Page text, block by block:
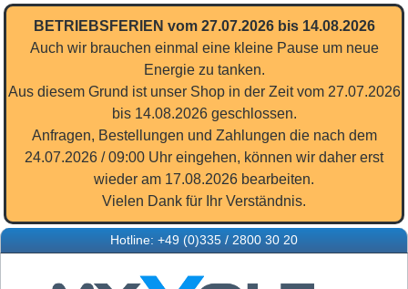
Zum Hauptinhalt springen
BETRIEBSFERIEN vom 27.07.2026 bis 14.08.2026
Auch wir brauchen einmal eine kleine Pause um neue
Energie zu tanken.
Aus diesem Grund ist unser Shop in der Zeit vom 27.07.2026
bis 14.08.2026 geschlossen.
Anfragen, Bestellungen und Zahlungen die nach dem
24.07.2026 / 09:00 Uhr eingehen, können wir daher erst
wieder am 17.08.2026 bearbeiten.
Vielen Dank für Ihr Verständnis.
Hotline: +49 (0)335 / 2800 30 20